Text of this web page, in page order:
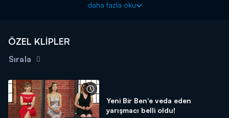
alışverişlerinde ucun olana yöneldiği gündeme geldi. Bu
daha fazla oku
ÖZEL KLİPLER
Sırala
Yeni Bir Ben'e veda eden
yarışmacı belli oldu!